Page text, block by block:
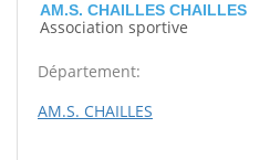
AM.S. CHAILLES CHAILLES
Association sportive
Département:
AM.S. CHAILLES